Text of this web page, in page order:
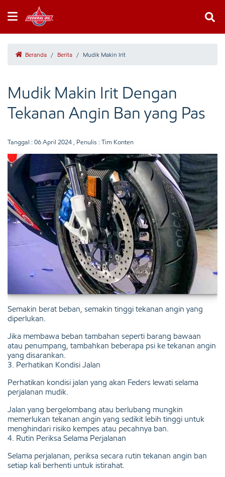
Beranda / Berita / Mudik Makin Irit
Mudik Makin Irit Dengan
Tekanan Angin Ban yang Pas
Tanggal : 06 April 2024 , Penulis : Tim Konten
Semakin berat beban, semakin tinggi tekanan angin yang
diperlukan.
Jika membawa beban tambahan seperti barang bawaan
atau penumpang, tambahkan beberapa psi ke tekanan angin
yang disarankan.
3. Perhatikan Kondisi Jalan
Perhatikan kondisi jalan yang akan Feders lewati selama
perjalanan mudik.
Jalan yang bergelombang atau berlubang mungkin
memerlukan tekanan angin yang sedikit lebih tinggi untuk
menghindari risiko kempes atau pecahnya ban.
4. Rutin Periksa Selama Perjalanan
Selama perjalanan, periksa secara rutin tekanan angin ban
setiap kali berhenti untuk istirahat.